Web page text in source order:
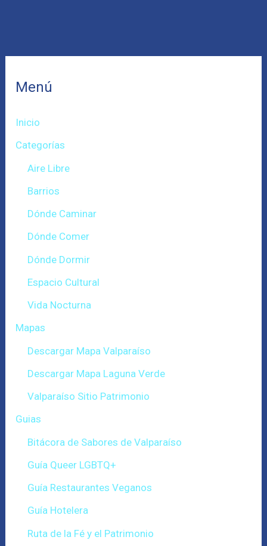
Menú
Inicio
Categorías
Aire Libre
Barrios
Dónde Caminar
Dónde Comer
Dónde Dormir
Espacio Cultural
Vida Nocturna
Mapas
Descargar Mapa Valparaíso
Descargar Mapa Laguna Verde
Valparaíso Sitio Patrimonio
Guias
Bitácora de Sabores de Valparaíso
Guía Queer LGBTQ+
Guía Restaurantes Veganos
Guía Hotelera
Ruta de la Fé y el Patrimonio